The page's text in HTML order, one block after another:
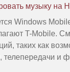
музыку на
Windows
T-Mobile.
таких как
телепередачи и